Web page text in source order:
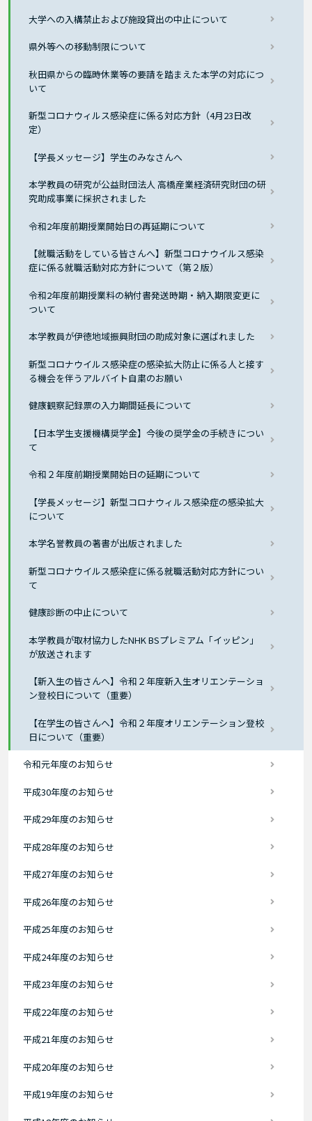
大学への入構禁止および施設貸出の中止について
県外等への移動制限について
秋田県からの臨時休業等の要請を踏まえた本学の対応につ
いて
新型コロナウィルス感染症に係る対応方針（4月23日改
定）
【学長メッセージ】学生のみなさんへ
本学教員の研究が公益財団法人 高橋産業経済研究財団の研
究助成事業に採択されました
令和2年度前期授業開始日の再延期について
【就職活動をしている皆さんへ】新型コロナウイルス感染
症に係る就職活動対応方針について（第２版）
令和2年度前期授業料の納付書発送時期・納入期限変更に
ついて
本学教員が伊徳地域振興財団の助成対象に選ばれました
新型コロナウイルス感染症の感染拡大防止に係る人と接す
る機会を伴うアルバイト自粛のお願い
健康観察記録票の入力期間延長について
【日本学生支援機構奨学金】今後の奨学金の手続きについ
て
令和２年度前期授業開始日の延期について
【学長メッセージ】新型コロナウィルス感染症の感染拡大
について
本学名誉教員の著書が出版されました
新型コロナウイルス感染症に係る就職活動対応方針につい
て
健康診断の中止について
本学教員が取材協力したNHK BSプレミアム「イッピン」
が放送されます
【新入生の皆さんへ】令和２年度新入生オリエンテーショ
ン登校日について（重要）
【在学生の皆さんへ】令和２年度オリエンテーション登校
日について（重要）
令和元年度のお知らせ
平成30年度のお知らせ
平成29年度のお知らせ
平成28年度のお知らせ
平成27年度のお知らせ
平成26年度のお知らせ
平成25年度のお知らせ
平成24年度のお知らせ
平成23年度のお知らせ
平成22年度のお知らせ
平成21年度のお知らせ
平成20年度のお知らせ
平成19年度のお知らせ